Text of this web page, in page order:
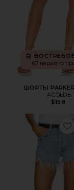
67 недавно
ШОРТЫ PARKER
AGOLDE
$158